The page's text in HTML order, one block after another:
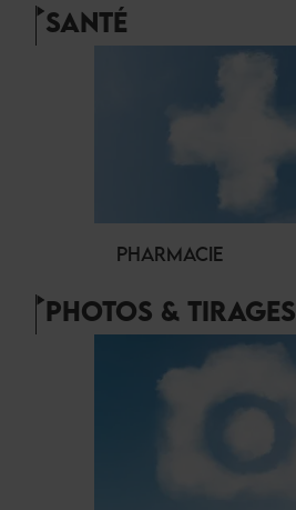
SANTÉ
PHARMACIE
PHOTOS & TIRAGES